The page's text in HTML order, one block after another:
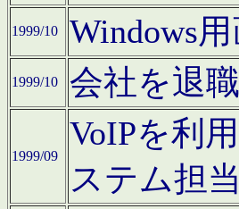
1999/10 Windows
1999/10 会社を退
1999/09
VoIPを利
ステム担当